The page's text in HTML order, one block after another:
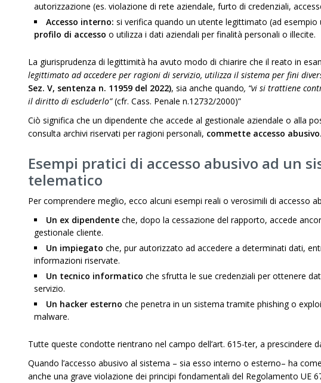
autorizzazione (es. violazione di rete aziendale, furto di credenziali,
Accesso interno: si verifica quando un utente legittimato (ad esempio
profilo di accesso o utilizza i dati aziendali per finalità personali o illecite.
La giurisprudenza di legittimità ha avuto modo di chiarire che il reato in
legittimato ad accedere per ragioni di servizio, utilizza il sistema per fini
Sez. V, sentenza n. 11959 del 2022), sia anche quando, “vi si trattiene
il diritto di escluderlo”(cfr. Cass. Penale n.12732/2000)”
Ciò significa che un dipendente che accede al gestionale aziendale o alla
consulta archivi riservati per ragioni personali, commette accesso abusivo.
Esempi pratici di accesso abusivo ad un
telematico
Per comprendere meglio, ecco alcuni esempi reali o verosimili di accesso
Un ex dipendente che, dopo la cessazione del rapporto, accede
gestionale cliente.
Un impiegato che, pur autorizzato ad accedere a determinati dati,
informazioni riservate.
Un tecnico informatico che sfrutta le sue credenziali per ottenere
servizio.
Un hacker esterno che penetra in un sistema tramite phishing o
malware.
Tutte queste condotte rientrano nel campo dell’art. 615-ter, a prescindere
Quando l’accesso abusivo al sistema – sia esso interno o esterno– ha
anche una grave violazione dei principi fondamentali del Regolamento UE